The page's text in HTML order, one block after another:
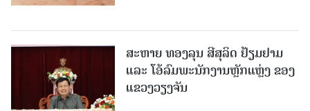
ສະຫາຍ ທອງລຸນ ສີສຸລິດ ຢ້ຽມຢາມ
ແລະ ໂອ້ລົມພະນັກງານຫຼັກແຫຼ່ງ ຂອງ
ແຂວງວຽງຈັນ